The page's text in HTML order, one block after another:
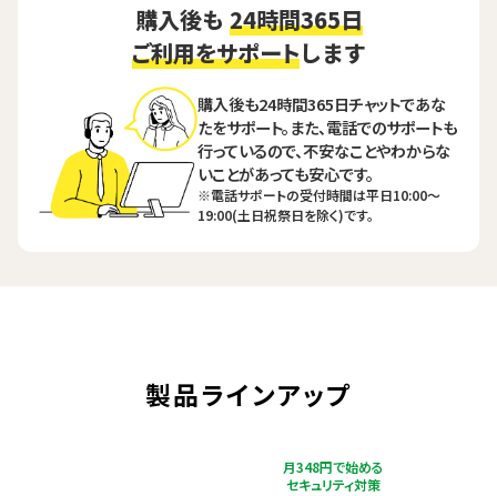
購入後も 24時間365日
ご利用をサポートします
購入後も24時間365日チャットであな
たをサポート。また、電話でのサポートも
行っているので、不安なことやわからな
いことがあっても安心です。
※電話サポートの受付時間は平日10:00〜
19:00(土日祝祭日を除く)です。
製品ラインアップ
月348円で始める
セキュリティ対策